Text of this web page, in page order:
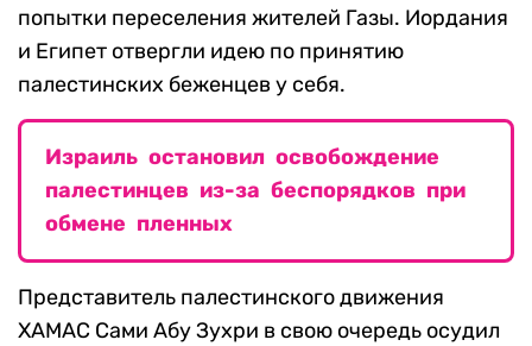
попытки переселения жителей Газы. Иордания
и Египет отвергли идею по принятию
палестинских беженцев у себя.
Израиль остановил освобождение
палестинцев из-за беспорядков при
обмене пленных
Представитель палестинского движения
ХАМАС Сами Абу Зухри в свою очередь осудил